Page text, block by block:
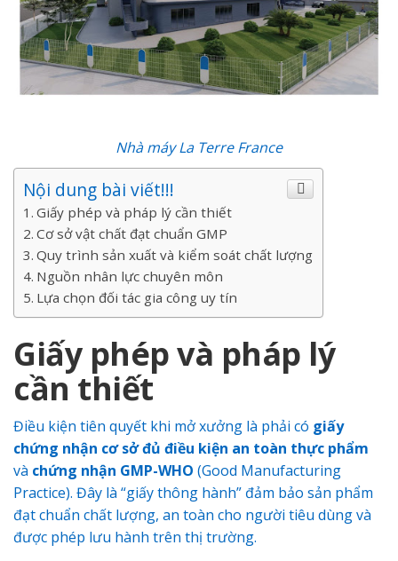
Nhà máy La Terre France
Nội dung bài viết!!!
Giấy phép và pháp lý cần thiết
Cơ sở vật chất đạt chuẩn GMP
Quy trình sản xuất và kiểm soát chất lượng
Nguồn nhân lực chuyên môn
Lựa chọn đối tác gia công uy tín
Giấy phép và pháp lý
cần thiết
Điều kiện tiên quyết khi mở xưởng là phải có giấy
chứng nhận cơ sở đủ điều kiện an toàn thực phẩm
và chứng nhận GMP-WHO (Good Manufacturing
Practice). Đây là “giấy thông hành” đảm bảo sản phẩm
đạt chuẩn chất lượng, an toàn cho người tiêu dùng và
được phép lưu hành trên thị trường.